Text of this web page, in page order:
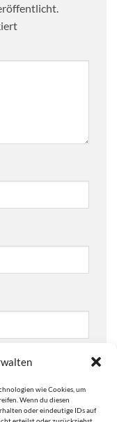
wie Cookies, um
Wenn du diesen
oder eindeutige IDs auf